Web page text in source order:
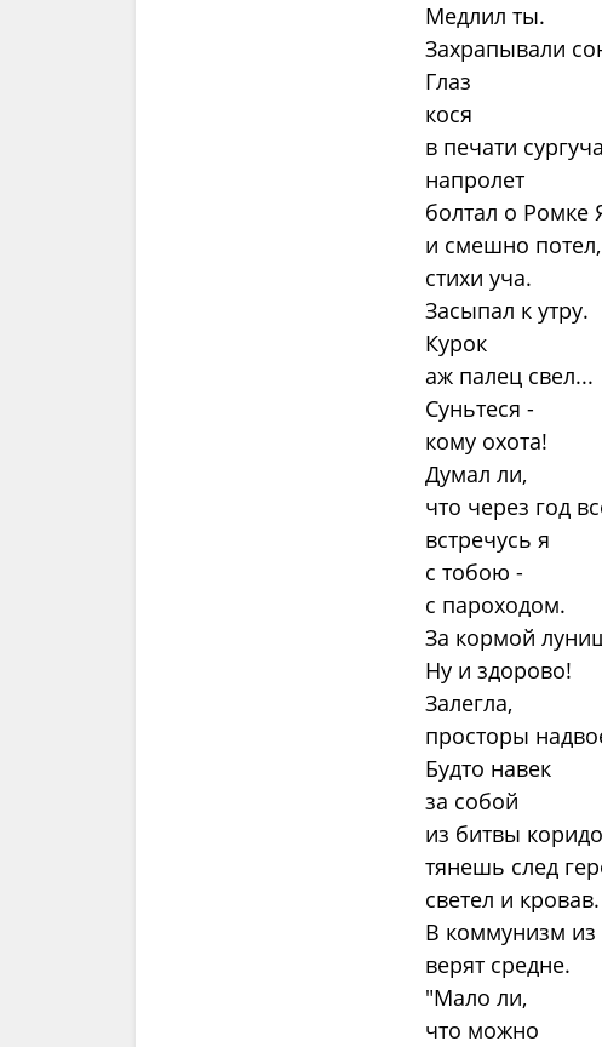
Медлил ты.
Захрапывали
Глаз
кося
в печати
напролет
болтал о Ромке
и смешно потел,
стихи уча.
Засыпал к утру.
Курок
аж палец свел...
Суньтеся -
кому охота!
Думал ли,
что через год
встречусь я
с тобою -
с пароходом.
За кормой
Ну и здорово!
Залегла,
просторы
Будто навек
за собой
из битвы
тянешь след
светел и кровав.
В коммунизм из
верят средне.
"Мало ли,
что можно